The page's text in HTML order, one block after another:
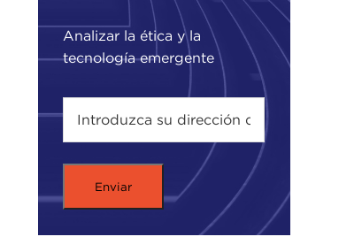
Analizar la ética y la
tecnología emergente